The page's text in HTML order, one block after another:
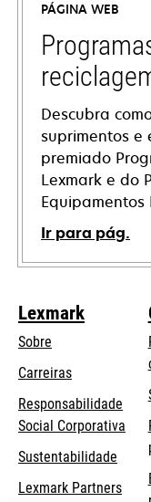
new
tab
PÁGINA WEB
Descubra
suprimentos e
premiado
Lexmark e do
Equipamentos
Ir para pág.
Lexmark
Sobre
Carreiras
Responsabilidade
Social Corporativa
new
Sustentabilidade
Lexmark Partners